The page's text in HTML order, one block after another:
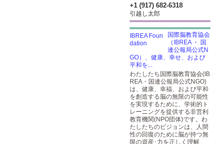
+1 (917) 682-6318
引越し太郎
国際脳教育協会
（IBREA ・ 国
連公報局公式N
GO）、健康、幸せ、および
平和を...
わたしたち国際脳教育協会(IB
REA・国連公報局公式NGO)
は、健康、幸福、および平和
を創造する脳の無限の可能性
を実現するために、学術的ト
レーニングを提供する非営利
教育機関(NPO団体)です。わ
たしたちのビジョンは、人間
性の回復のために脳が持つ無
限の資産･力を正しく理解